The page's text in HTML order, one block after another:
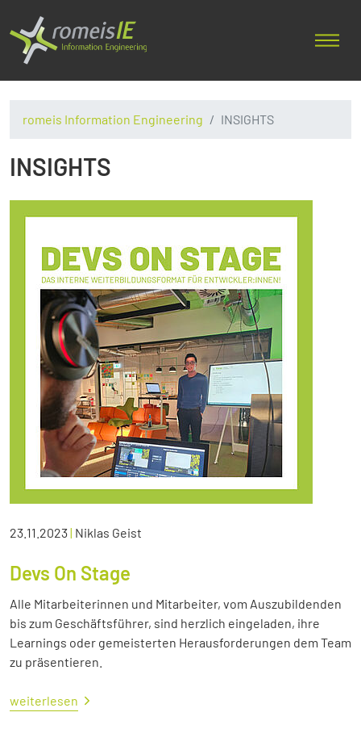
romeis Information Engineering INSIGHTS
INSIGHTS
23.11.2023| Niklas Geist
Devs On Stage
Alle Mitarbeiterinnen und Mitarbeiter, vom Auszubildenden
bis zum Geschäftsführer, sind herzlich eingeladen, ihre
Learnings oder gemeisterten Herausforderungen dem Team
zu präsentieren.
weiterlesen